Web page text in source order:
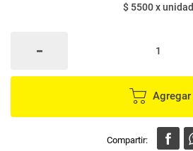
$ 5500xunidad
Agregar